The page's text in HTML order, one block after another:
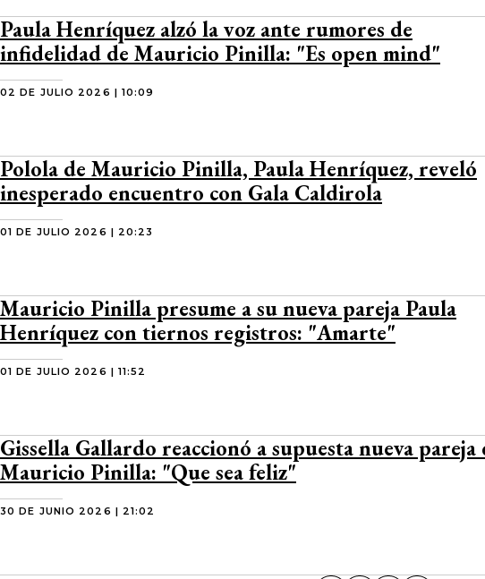
Paula Henríquez alzó la voz ante rumores de
infidelidad de Mauricio Pinilla: "Es open mind"
02 DE JULIO 2026 | 10:09
Polola de Mauricio Pinilla, Paula Henríquez, reveló
inesperado encuentro con Gala Caldirola
01 DE JULIO 2026 | 20:23
Mauricio Pinilla presume a su nueva pareja Paula
Henríquez con tiernos registros: "Amarte"
01 DE JULIO 2026 | 11:52
Gissella Gallardo reaccionó a supuesta nueva pareja
Mauricio Pinilla: "Que sea feliz"
30 DE JUNIO 2026 | 21:02